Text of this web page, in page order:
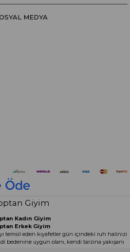
MEDYA
Giyim
Kadın Giyim
Erkek Giyim
temsil eden kıyafetler gün içindeki ruh halinizi
bedenine uygun olanı, kendi tarzına yakışanı